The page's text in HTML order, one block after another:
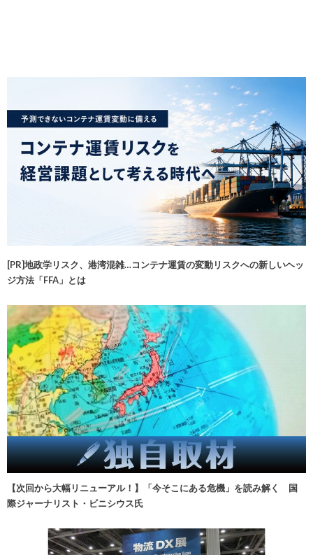
[PR]地政学リスク、港湾混雑…コンテナ運賃の変動リスクへの新しいヘッ
ジ方法「FFA」とは
【次回から大幅リニューアル！】「今そこにある危機」を読み解く 国
際ジャーナリスト・ビニシウス氏